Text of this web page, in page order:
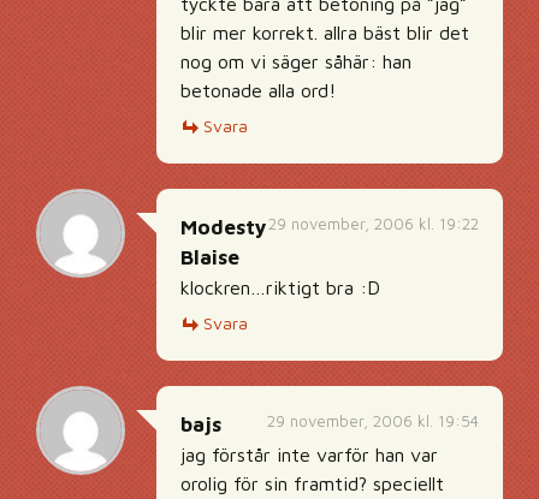
blir mer korrekt. allra bäst blir det
nog om vi säger såhär: han
betonade alla ord!
Svara
29 november, 2006 kl. 19:22
Modesty
Blaise
klockren…riktigt bra :D
Svara
29 november, 2006 kl. 19:54
bajs
jag förstår inte varför han var
orolig för sin framtid? speciellt